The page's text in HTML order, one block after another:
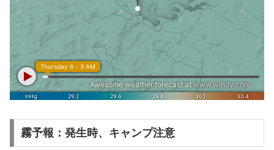
霧予報：発生時、キャンプ注意